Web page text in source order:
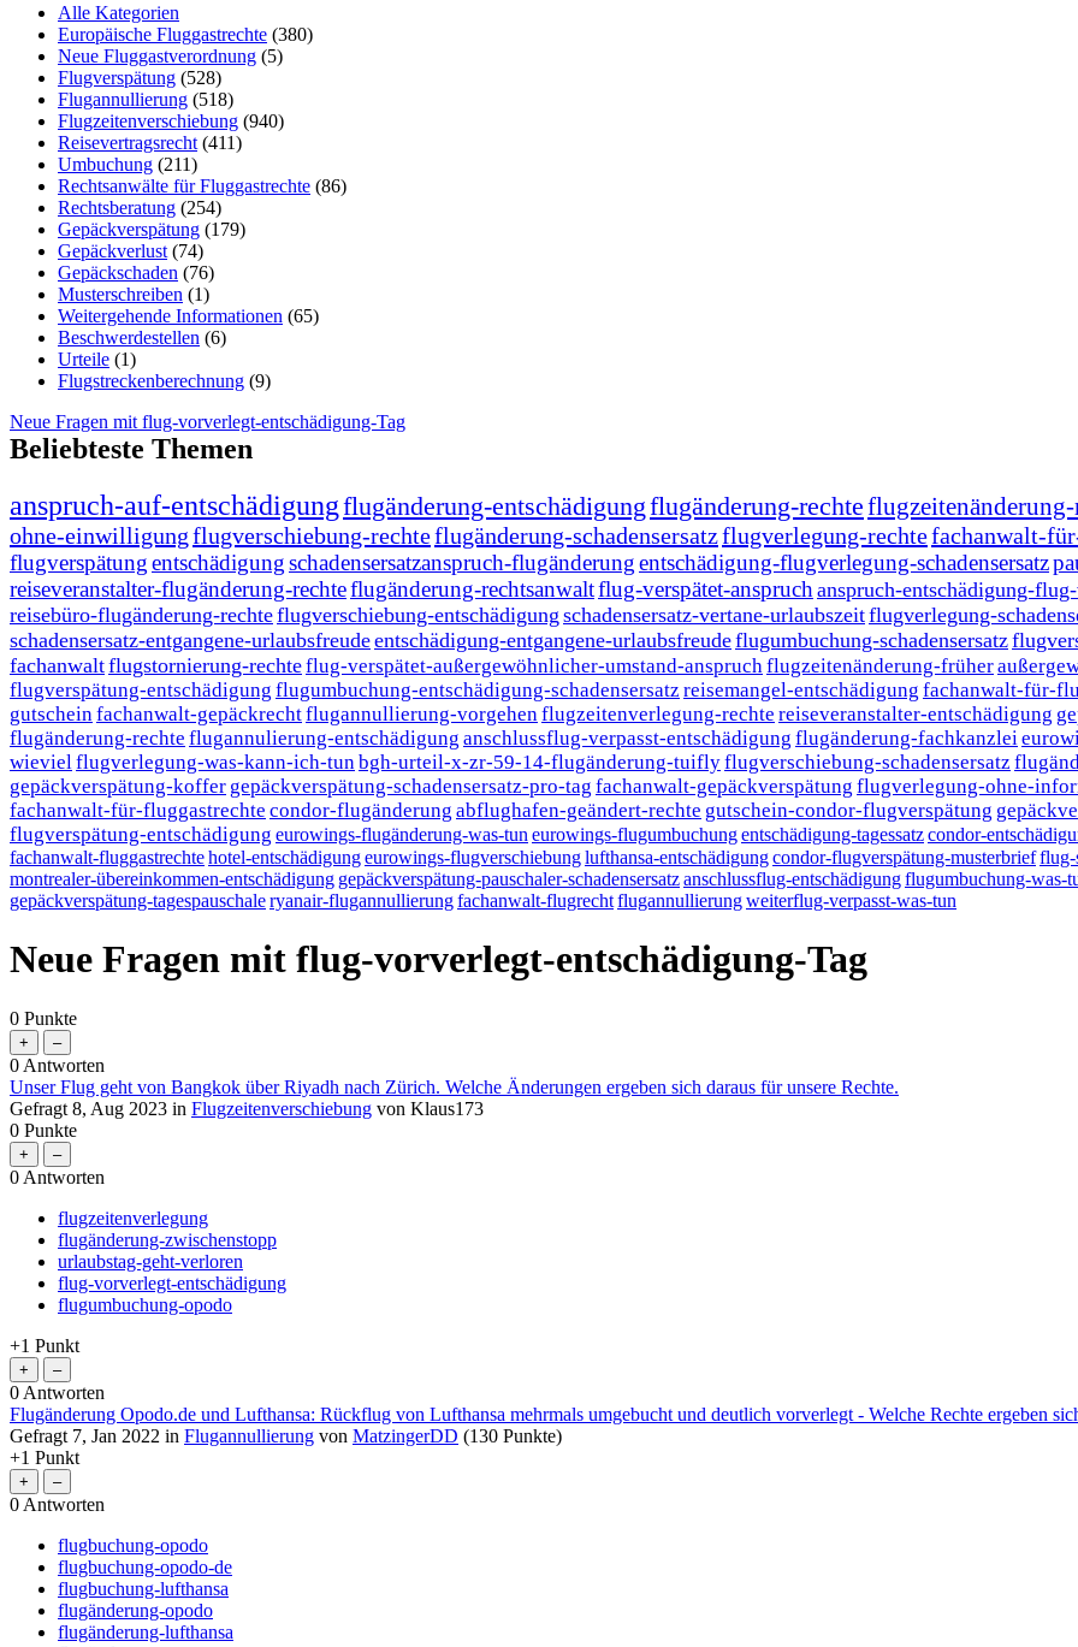
Alle Kategorien
Europäische Fluggastrechte (380)
Neue Fluggastverordnung (5)
Flugverspätung (528)
Flugannullierung (518)
Flugzeitenverschiebung (940)
Reisevertragsrecht (411)
Umbuchung (211)
Rechtsanwälte für Fluggastrechte (86)
Rechtsberatung (254)
Gepäckverspätung (179)
Gepäckverlust (74)
Gepäckschaden (76)
Musterschreiben (1)
Weitergehende Informationen (65)
Beschwerdestellen (6)
Urteile (1)
Flugstreckenberechnung (9)
Neue Fragen mit flug-vorverlegt-entschädigung-Tag
Beliebteste Themen
anspruch-auf-entschädigungflugänderung-entschädigungflugänderung-rechteflugzeitenänderung-
ohne-einwilligungflugverschiebung-rechteflugänderung-schadensersatzflugverlegung-rechtefachanwalt-
flugverspätungentschädigungschadensersatzanspruch-flugänderungentschädigung-flugverlegung-schadensersatz
reiseveranstalter-flugänderung-rechteflugänderung-rechtsanwaltflug-verspätet-anspruch anspruch-entschädigung-
reisebüro-flugänderung-rechteflugverschiebung-entschädigung schadensersatz-vertane-urlaubszeitflugverlegung-
schadensersatz-entgangene-urlaubsfreudeentschädigung-entgangene-urlaubsfreudeflugumbuchung-schadensersatz
fachanwaltflugstornierung-rechteflug-verspätet-außergewöhnlicher-umstand-anspruch flugzeitenänderung-früher
flugverspätung-entschädigung flugumbuchung-entschädigung-schadensersatz reisemangel-entschädigung fachanwalt-für-
gutschein fachanwalt-gepäckrechtflugannullierung-vorgehen flugzeitenverlegung-rechte reiseveranstalter-entschädigung
flugänderung-rechte flugannulierung-entschädigung anschlussflug-verpasst-entschädigung flugänderung-fachkanzlei
wieviel flugverlegung-was-kann-ich-tun bgh-urteil-x-zr-59-14-flugänderung-tuiflyflugverschiebung-schadensersatz
gepäckverspätung-koffer gepäckverspätung-schadensersatz-pro-tag fachanwalt-gepäckverspätung flugverlegung-ohne-
fachanwalt-für-fluggastrechte condor-flugänderung abflughafen-geändert-rechte gutschein-condor-flugverspätung
flugverspätung-entschädigung eurowings-flugänderung-was-tun eurowings-flugumbuchungentschädigung-tagessatzcondor-
fachanwalt-fluggastrechtehotel-entschädigungeurowings-flugverschiebunglufthansa-entschädigungcondor-flugverspätung-musterbriefflug-
montrealer-übereinkommen-entschädigung gepäckverspätung-pauschaler-schadensersatzanschlussflug-entschädigungflugumbuchung-was-
gepäckverspätung-tagespauschaleryanair-flugannullierungfachanwalt-flugrechtflugannullierungweiterflug-verpasst-was-tun
Neue Fragen mit flug-vorverlegt-entschädigung-Tag
0 Punkte
0 Antworten
Unser Flug geht von Bangkok über Riyadh nach Zürich. Welche Änderungen ergeben sich daraus für unsere Rechte.
Gefragt 8, Aug 2023 in Flugzeitenverschiebung von Klaus173
0 Punkte
0 Antworten
flugzeitenverlegung
flugänderung-zwischenstopp
urlaubstag-geht-verloren
flug-vorverlegt-entschädigung
flugumbuchung-opodo
+1 Punkt
0 Antworten
Flugänderung Opodo.de und Lufthansa: Rückflug von Lufthansa mehrmals umgebucht und deutlich vorverlegt - Welche Rechte ergeben
Gefragt 7, Jan 2022 in Flugannullierung von MatzingerDD (130 Punkte)
+1 Punkt
0 Antworten
flugbuchung-opodo
flugbuchung-opodo-de
flugbuchung-lufthansa
flugänderung-opodo
flugänderung-lufthansa